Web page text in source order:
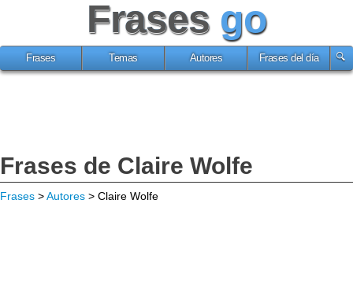
Frases go
Frases Temas Autores Frases del día
Frases de Claire Wolfe
Frases >Autores > Claire Wolfe